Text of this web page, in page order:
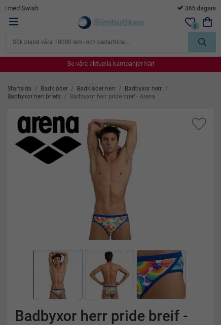
0
Se våra aktuella kampanjer här!
Se våra aktuella kampanjer här!
Se våra aktuella kampanjer här!
Se våra aktuella kampanjer här!
Startsida / Badkläder / Badkläder herr / Badbyxor herr /
Badbyxor herr briefs / Badbyxor herr pride breif - Arena
Badbyxor herr pride breif -